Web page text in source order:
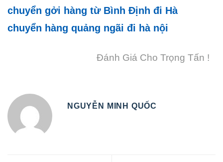
chuyển gởi hàng từ Bình Định đi Hà
chuyển hàng quảng ngãi đi hà nội
Đánh Giá Cho Trọng Tấn !
NGUYỄN MINH QUỐC